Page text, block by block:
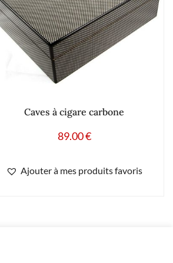
Caves à cigare carbone
89.00€
Ajouter à mes produits favoris